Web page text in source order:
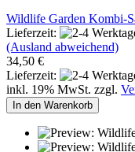
Wildlife Garden Kombi-
Lieferzeit:
(Ausland abweichend)
34,50 €
Lieferzeit:
inkl. 19% MwSt. zzgl.
In den Warenkorb